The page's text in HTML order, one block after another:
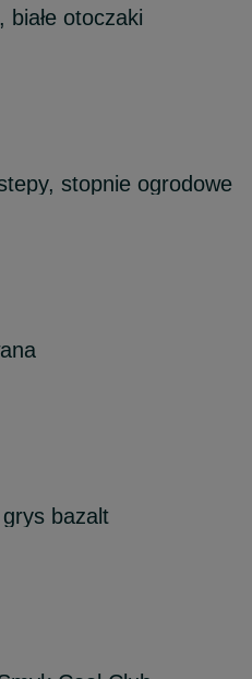
białe otoczaki
stopnie ogrodowe
bazalt